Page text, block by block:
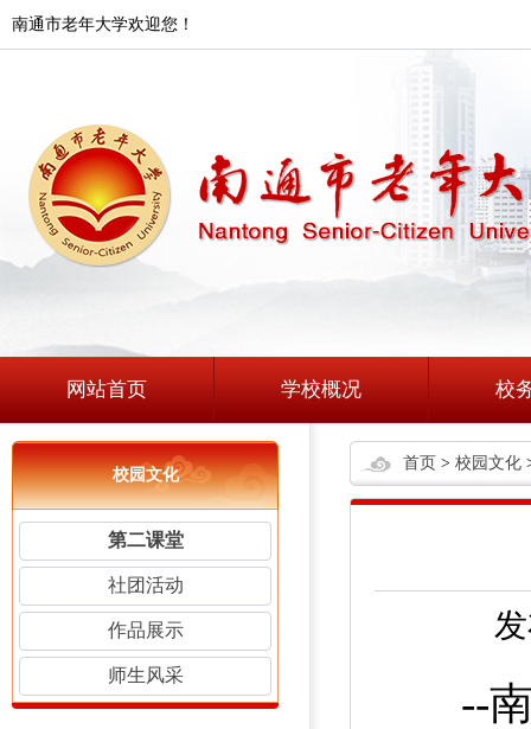
南通市老年大学欢迎您！
网站首页 学校概况 校
校园文化
第二课堂
社团活动
作品展示
师生风采
首页 > 校园文化
--